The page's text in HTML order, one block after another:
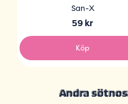
Bentobox
San-X
59 kr
Köp
Andra